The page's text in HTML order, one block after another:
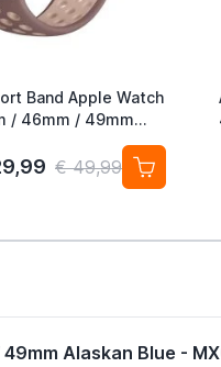
Band Apple Watch
/ 46mm / 49mm
/ Particle Beige
€ 49,99
Alaskan Blue -